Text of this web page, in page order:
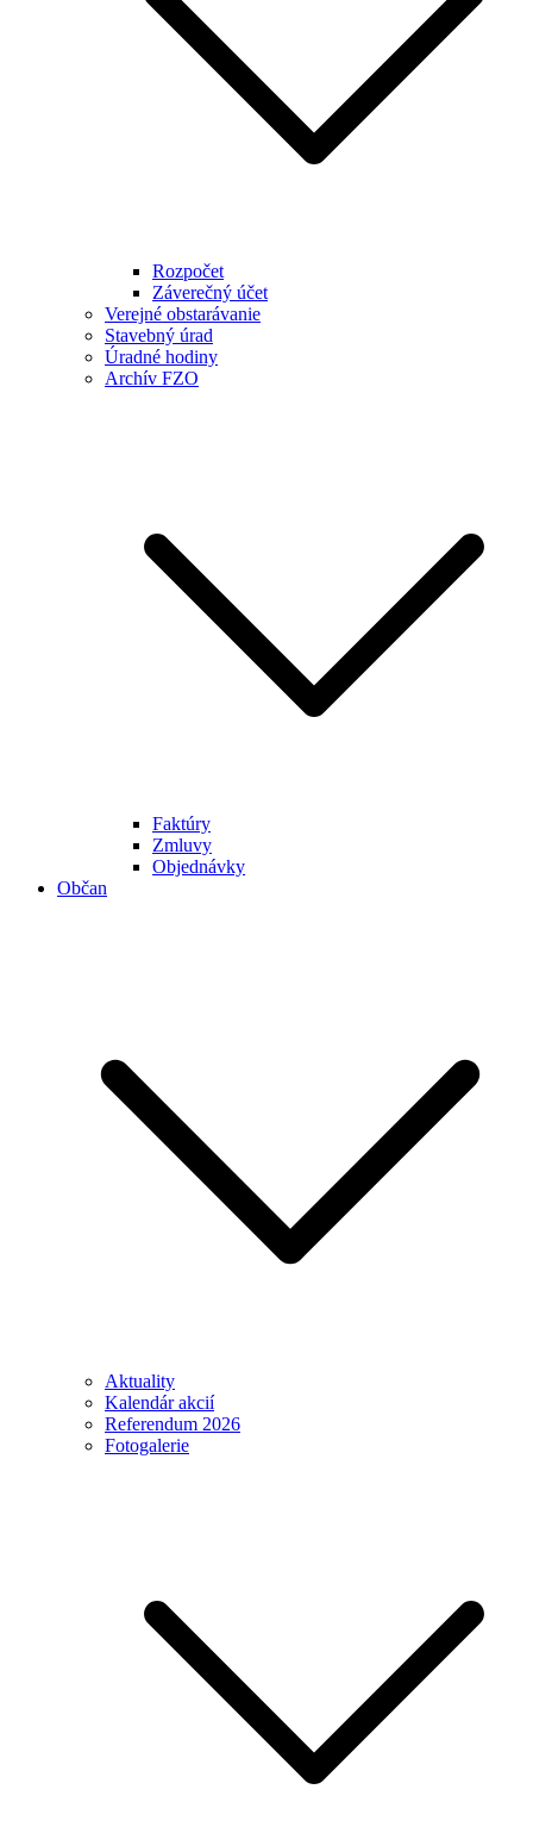
Rozpočet
Záverečný účet
Verejné obstarávanie
Stavebný úrad
Úradné hodiny
Archív FZO
Faktúry
Zmluvy
Objednávky
Občan
Aktuality
Kalendár akcií
Referendum 2026
Fotogalerie